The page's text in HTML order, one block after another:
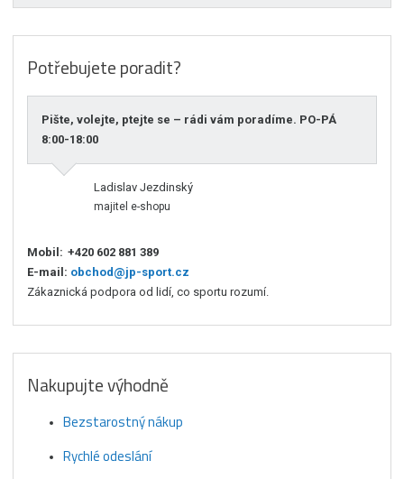
Potřebujete poradit?
Pište, volejte, ptejte se – rádi vám poradíme. PO-PÁ
8:00-18:00
Ladislav Jezdinský
majitel e-shopu
Mobil: +420 602 881 389
E-mail: obchod@jp-sport.cz
Zákaznická podpora od lidí, co sportu rozumí.
Nakupujte výhodně
Bezstarostný nákup
Rychlé odeslání